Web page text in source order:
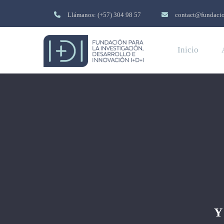
Llámanos: (+57) 304 98 57
Inicio